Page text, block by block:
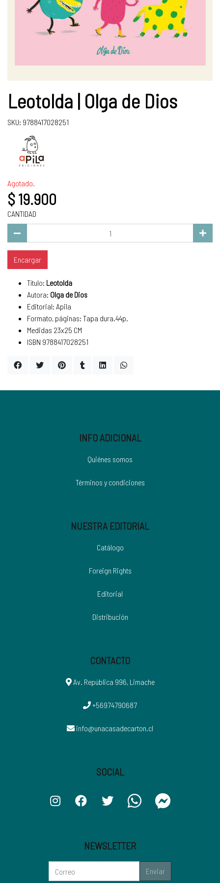
Leotolda | Olga de Dios
SKU: 9788417028251
Agotado.
$ 19.900
CANTIDAD
Encargar
Título: Leotolda
Autora: Olga de Dios
Editorial: Apila
Formato, páginas: Tapa dura.44p.
Medidas 23x25 CM
ISBN 9788417028251
INFO ADICIONAL
Quiénes somos
Términos y condiciones
NUESTRA EDITORIAL
Catálogo
Foreign Rights
Editorial
Distribución
CONTACTO
Av. República 996, Limache
+56974790687
info@unacasadecarton.cl
SOCIAL
NEWSLETTER
Enviar